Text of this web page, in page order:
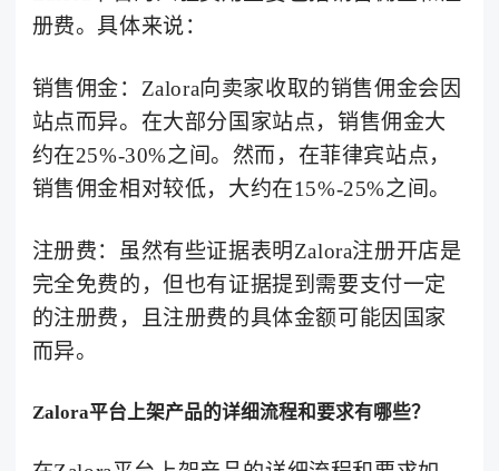
册费。具体来说：
销售佣金：Zalora向卖家收取的销售佣金会因
站点而异。在大部分国家站点，销售佣金大
约在25%-30%之间。然而，在菲律宾站点，
销售佣金相对较低，大约在15%-25%之间。
注册费：虽然有些证据表明Zalora注册开店是
完全免费的，但也有证据提到需要支付一定
的注册费，且注册费的具体金额可能因国家
而异。
Zalora平台上架产品的详细流程和要求有哪些？